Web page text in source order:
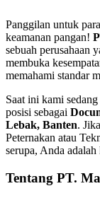
Panggilan untuk
keamanan pangan!
sebuah perusahaan
membuka
memahami standar
Saat ini kami
posisi sebagai
Lebak, Banten.
Peternakan atau
serupa, Anda
Tentang PT.